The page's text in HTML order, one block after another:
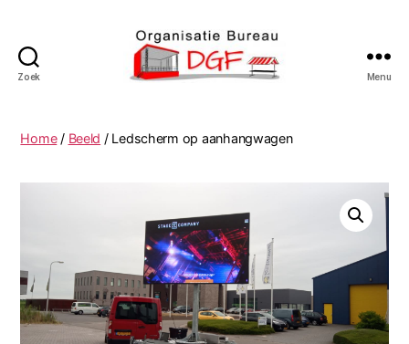
Zoek Menu
Home/ Beeld / Ledscherm op aanhangwagen